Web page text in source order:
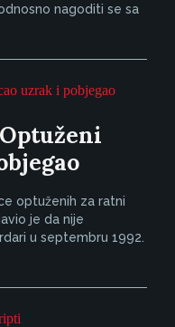
nagoditi se sa
optuženih za ratni
je da nije
u septembru 1992.